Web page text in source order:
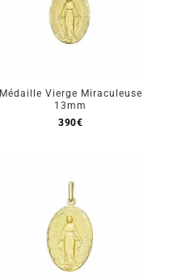
Médaille Vierge Miraculeuse
13mm
390€